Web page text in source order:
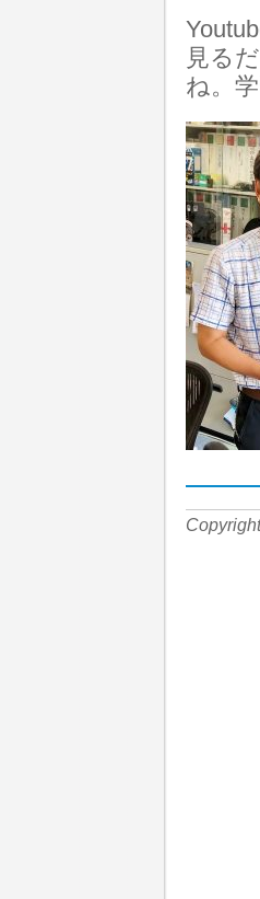
見る
ね。